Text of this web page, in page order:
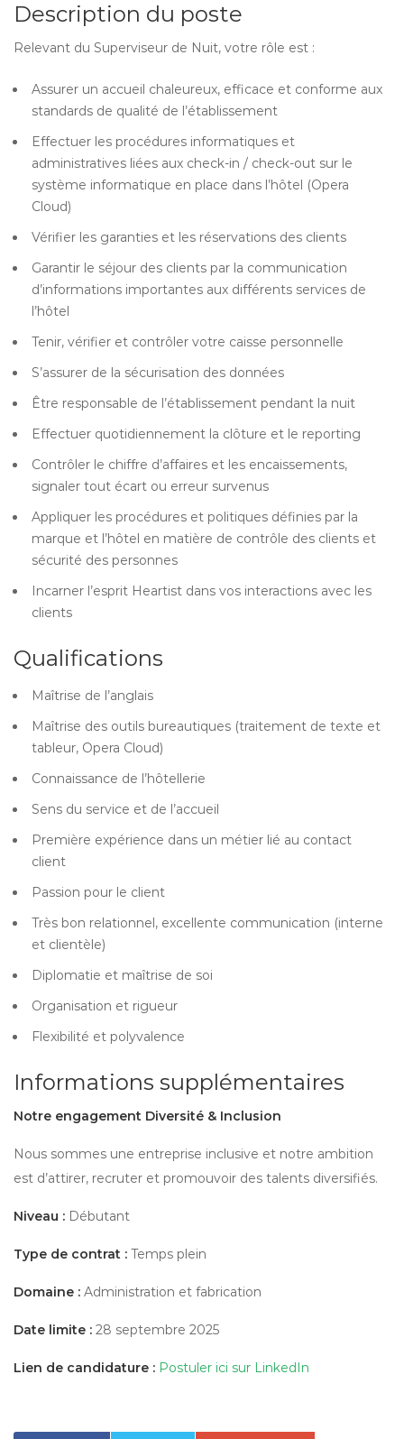
Description du poste
Relevant du Superviseur de Nuit, votre rôle est :
Assurer un accueil chaleureux, efficace et conforme aux
standards de qualité de l’établissement
Effectuer les procédures informatiques et
administratives liées aux check-in / check-out sur le
système informatique en place dans l’hôtel (Opera
Cloud)
Vérifier les garanties et les réservations des clients
Garantir le séjour des clients par la communication
d’informations importantes aux différents services de
l’hôtel
Tenir, vérifier et contrôler votre caisse personnelle
S’assurer de la sécurisation des données
Être responsable de l’établissement pendant la nuit
Effectuer quotidiennement la clôture et le reporting
Contrôler le chiffre d’affaires et les encaissements,
signaler tout écart ou erreur survenus
Appliquer les procédures et politiques définies par la
marque et l’hôtel en matière de contrôle des clients et
sécurité des personnes
Incarner l’esprit Heartist dans vos interactions avec les
clients
Qualifications
Maîtrise de l’anglais
Maîtrise des outils bureautiques (traitement de texte et
tableur, Opera Cloud)
Connaissance de l’hôtellerie
Sens du service et de l’accueil
Première expérience dans un métier lié au contact
client
Passion pour le client
Très bon relationnel, excellente communication (interne
et clientèle)
Diplomatie et maîtrise de soi
Organisation et rigueur
Flexibilité et polyvalence
Informations supplémentaires
Notre engagement Diversité & Inclusion
Nous sommes une entreprise inclusive et notre ambition
est d’attirer, recruter et promouvoir des talents diversifiés.
Niveau : Débutant
Type de contrat : Temps plein
Domaine : Administration et fabrication
Date limite : 28 septembre 2025
Lien de candidature : Postuler ici sur LinkedIn